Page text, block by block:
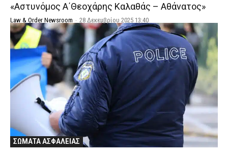
«Αστυνόμος Α΄Θεοχάρης Καλαθάς – Αθάνατος»
Law & Order Newsroom - 28 Δεκεμβρίου 2025 13:40
ΣΩΜΑΤΑ ΑΣΦΑΛΕΙΑΣ